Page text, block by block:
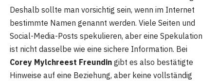
Deshalb sollte man vorsichtig sein, wenn im Internet
bestimmte Namen genannt werden. Viele Seiten und
Social-Media-Posts spekulieren, aber eine Spekulation
ist nicht dasselbe wie eine sichere Information. Bei
Corey Mylchreest Freundin gibt es also bestätigte
Hinweise auf eine Beziehung, aber keine vollständig